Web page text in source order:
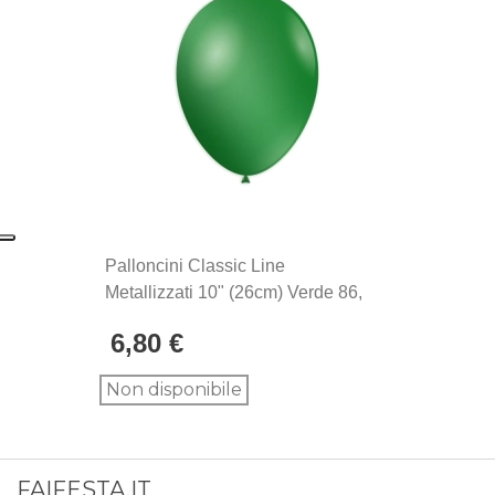
palloncini Rocca Fun Factory, prodotti in Italia dal
1902. Si distinguono per la qualità eccezionale e la
produzione Made in Italy, sinonimo di maestria
artigianale e attenzione ai dettagli.
Palloncini Classic Line
Metallizzati 10" (26cm) Verde 86,
6,80 €
Non disponibile